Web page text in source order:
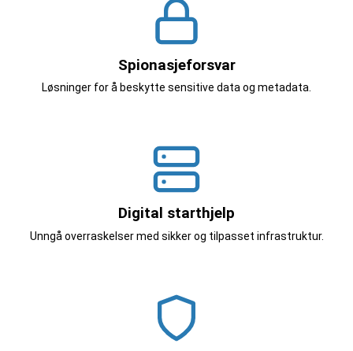
Spionasjeforsvar
Løsninger for å beskytte sensitive data og metadata.
Digital starthjelp
Unngå overraskelser med sikker og tilpasset infrastruktur.